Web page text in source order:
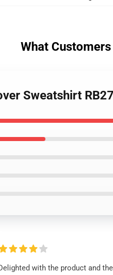
What Customers
Sweatshirt
with the product and